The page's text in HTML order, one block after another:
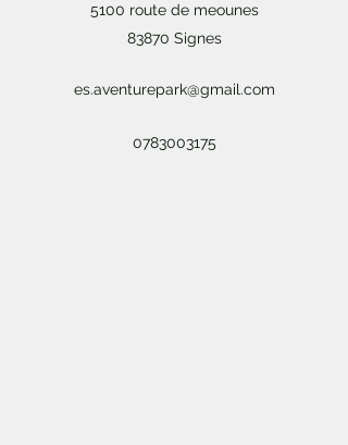
5100 route de meounes
83870 Signes
es.aventurepark@gmail.com
0783003175